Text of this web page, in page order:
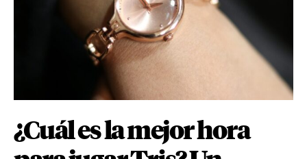
¿Cuál es la mejor hora